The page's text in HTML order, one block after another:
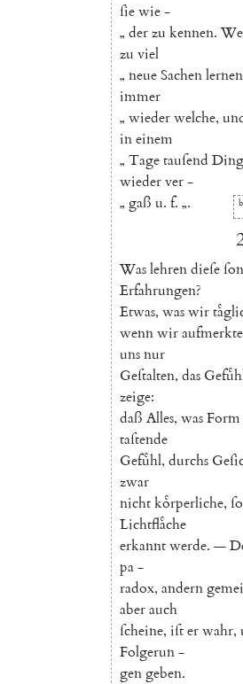
ſiewie-
„ derzu kennen.
zu viel
„ neueSachenlernen
immer
„ wiederwelche,
ineinem
„ Tagetauſend
wiederver-
„ gaß u. f. „.
Waslehrendieſe
Erfahrungen?
Etwas, waswir
wennwir
unsnur
Geſtalten, das
zeige:
daß Alles, wasForm
taſtende
Gefuͤhl, durchs
zwar
nichtkoͤrperliche,
Lichtflaͤche
erkanntwerde. —
pa-
radox, andern
aberauch
ſcheine, iſterwahr,
Folgerun-
gengeben.